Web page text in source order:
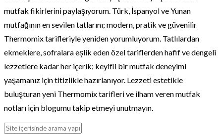
mutfak fikirlerini paylaşıyorum. Türk, İspanyol ve Yunan
mutfağının en sevilen tatlarını; modern, pratik ve güvenilir
Thermomix tarifleriyle yeniden yorumluyorum. Tatlılardan
ekmeklere, sofralara eşlik eden özel tariflerden hafif ve dengeli
lezzetlere kadar her içerik; keyifli bir mutfak deneyimi
yaşamanız için titizlikle hazırlanıyor. Lezzeti estetikle
buluşturan yeni Thermomix tarifleri ve ilham veren mutfak
notları için blogumu takip etmeyi unutmayın.